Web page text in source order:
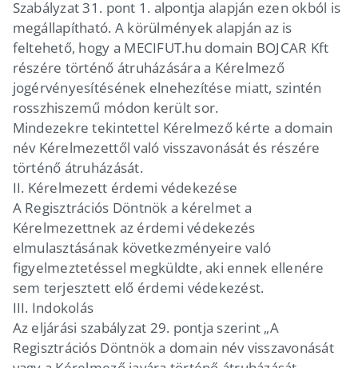
Szabályzat 31. pont 1. alpontja alapján ezen okból is
megállapítható. A körülmények alapján az is
feltehető, hogy a MECIFUT.hu domain BOJCAR Kft
részére történő átruházására a Kérelmező
jogérvényesítésének elnehezítése miatt, szintén
rosszhiszemű módon került sor.
Mindezekre tekintettel Kérelmező kérte a domain
név Kérelmezettől való visszavonását és részére
történő átruházását.
II. Kérelmezett érdemi védekezése
A Regisztrációs Döntnök a kérelmet a
Kérelmezettnek az érdemi védekezés
elmulasztásának következményeire való
figyelmeztetéssel megküldte, aki ennek ellenére
sem terjesztett elő érdemi védekezést.
III. Indokolás
Az eljárási szabályzat 29. pontja szerint „A
Regisztrációs Döntnök a domain név visszavonását